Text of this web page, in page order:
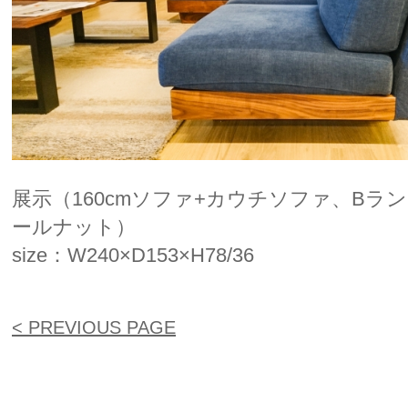
展示（160cmソファ+カウチソファ、Bラ
ールナット）
size：W240×D153×H78/36
< PREVIOUS PAGE